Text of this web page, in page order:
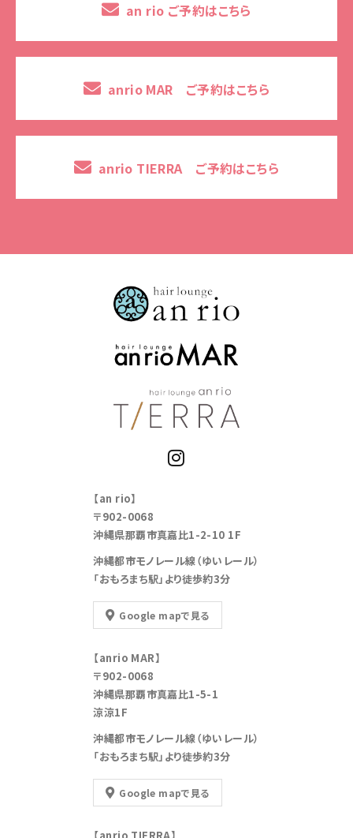
an rio ご予約はこちら
anrio MAR ご予約はこちら
anrio TIERRA ご予約はこちら
【an rio】
〒902-0068
沖縄県那覇市真嘉比1-2-10 1F
沖縄都市モノレール線（ゆいレール）
「おもろまち駅」より徒歩約3分
Google mapで見る
【anrio MAR】
〒902-0068
沖縄県那覇市真嘉比1-5-1
涼涼1F
沖縄都市モノレール線（ゆいレール）
「おもろまち駅」より徒歩約3分
Google mapで見る